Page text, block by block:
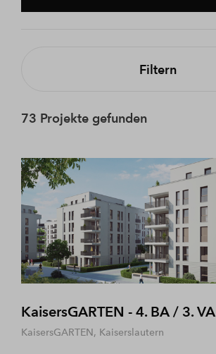
Filtern
73 Projekte gefunden
KaisersGARTEN - 4. BA / 3. VA
KaisersGARTEN, Kaiserslautern